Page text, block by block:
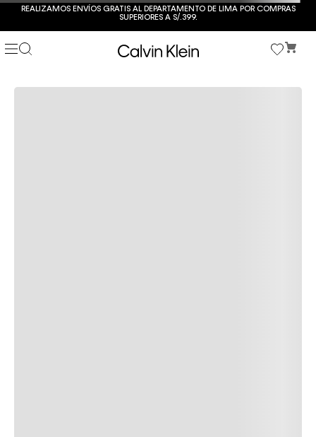
REALIZAMOS ENVÍOS GRATIS AL DEPARTAMENTO DE LIMA POR COMPRAS
SUPERIORES A S/.399.